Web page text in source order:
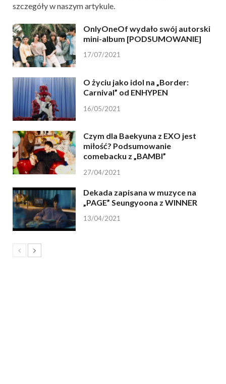
szczegóły w naszym artykule.
OnlyOneOf wydało swój autorski
mini-album [PODSUMOWANIE]
17/07/2021
O życiu jako idol na „Border:
Carnival” od ENHYPEN
16/05/2021
Czym dla Baekyuna z EXO jest
miłość? Podsumowanie
comebacku z „BAMBI”
27/04/2021
Dekada zapisana w muzyce na
„PAGE” Seungyoona z WINNER
13/04/2021